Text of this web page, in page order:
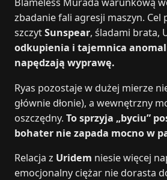
zbadanie fali agresji maszyn. Cel
szczytSunspear, śladami brata,
odkupienia i tajemnica
napędzają wyprawę.
Ryas pozostaje w dużej mierze
głównie dłonie), a wewnętrzny
oszczędny. To sprzyja „byciu”
bohater nie zapada mocno w
Relacja z Uridem niesie więcej
emocjonalny ciężar nie dorasta